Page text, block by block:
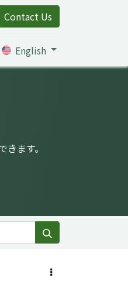
Contact Us
English
ます。